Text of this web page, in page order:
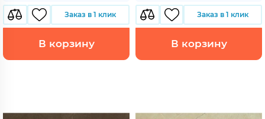
Заказ в 1 клик
В корзину
Заказ в 1 клик
В корзину